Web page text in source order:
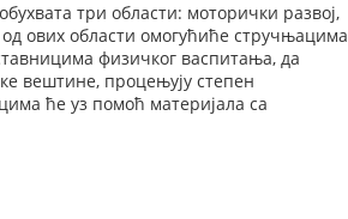
три области: моторички развој,
ових области омогућиће стручњацима
физичког васпитања, да
вештине, процењују степен
ће уз помоћ материјала са